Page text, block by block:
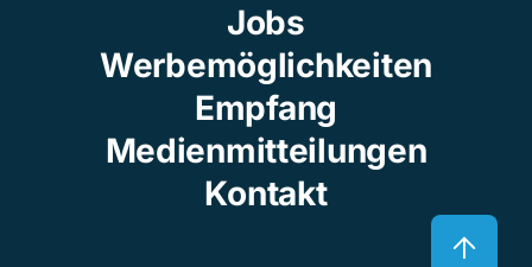
Jobs
Werbemöglichkeiten
Empfang
Medienmitteilungen
Kontakt